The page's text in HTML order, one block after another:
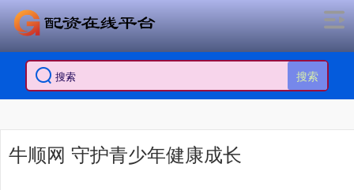
搜索
牛顺网 守护青少年健康成长